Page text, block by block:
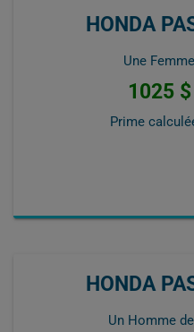
HONDA
Une
1025
Prime
HONDA
Un Homme